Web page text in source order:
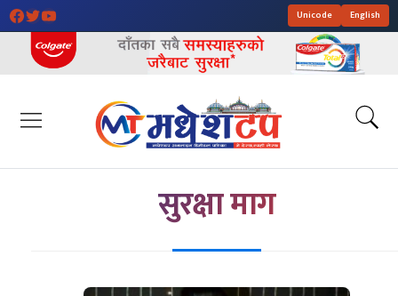
Unicode English
सुरक्षा माग